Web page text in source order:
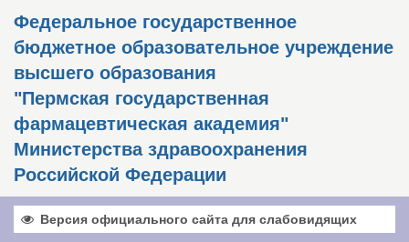
Федеральное государственное
бюджетное образовательное учреждение
высшего образования
"Пермская государственная
фармацевтическая академия"
Министерства здравоохранения
Российской Федерации
Версия официального сайта для слабовидящих